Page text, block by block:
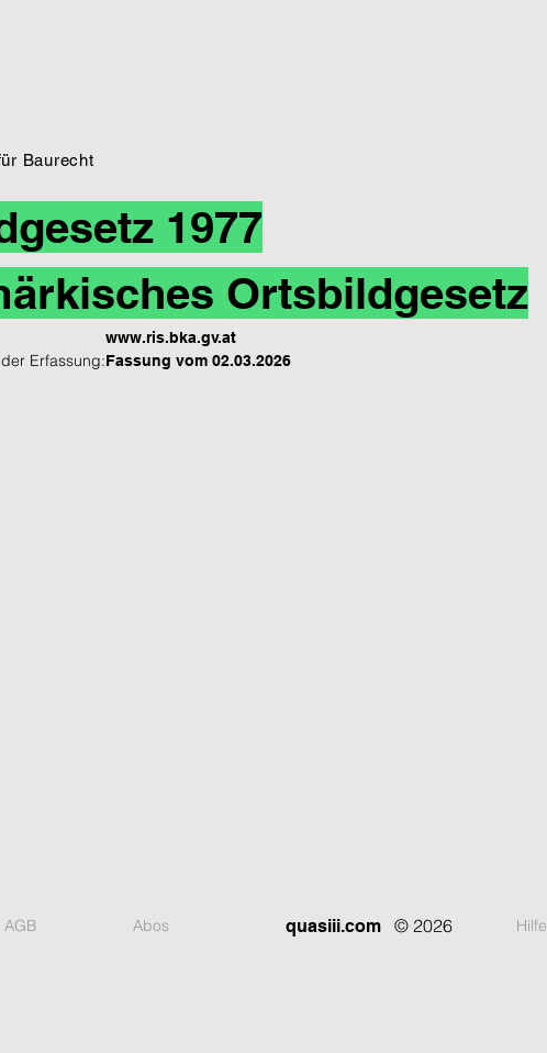
Baurecht
Ortsbildgesetz
www.ris.bka.gv.at
1977
Erfassung:Fassung vom 02.03.2026
quasiii.com © 2026
AGB Abos Hilfe